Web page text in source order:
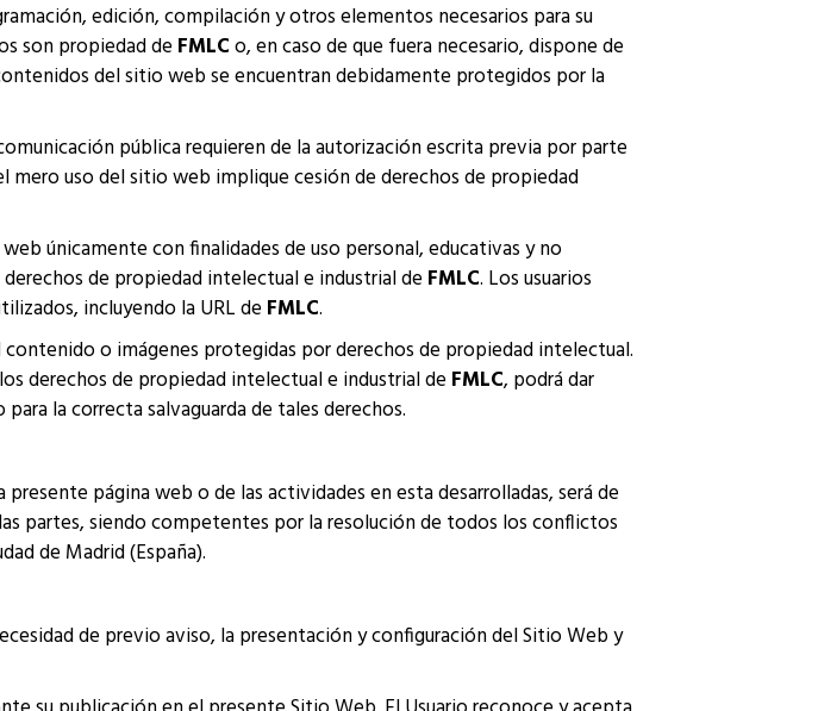
edición, compilación y otros elementos necesarios para su
son propiedad de FMLCo, en caso de que fuera necesario, dispone de
del sitio web se encuentran debidamente protegidos por la
pública requieren de la autorización escrita previa por parte
uso del sitio web implique cesión de derechos de propiedad
únicamente con finalidades de uso personal, educativas y no
de propiedad intelectual e industrial de FMLC. Los usuarios
incluyendo la URL de FMLC.
o imágenes protegidas por derechos de propiedad intelectual.
derechos de propiedad intelectual e industrial de FMLC, podrá dar
la correcta salvaguarda de tales derechos.
página web o de las actividades en esta desarrolladas, será de
partes, siendo competentes por la resolución de todos los conflictos
de Madrid (España).
de previo aviso, la presentación y configuración del Sitio Web y